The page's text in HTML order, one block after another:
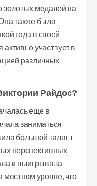
золотых медалей на
также была
года в своей
активно участвует в
различных
Райдос?
еще в
заниматься
большой талант
перспективных
и выигрывала
местном уровне, что